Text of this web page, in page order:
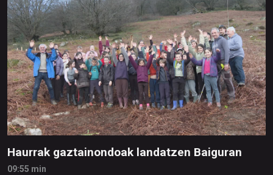
Haurrak gaztainondoak landatzen Baiguran
09:55 min